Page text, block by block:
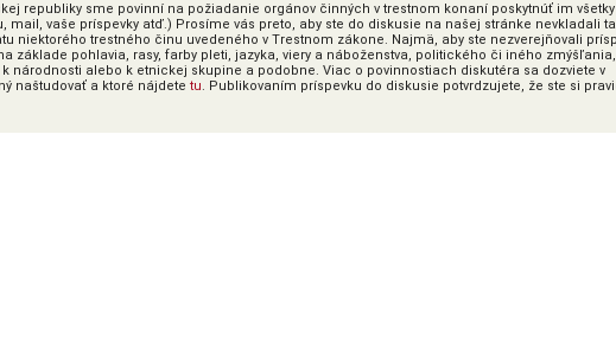
republiky sme povinní na požiadanie orgánov činných v trestnom konaní poskytnúť im všetky
vaše príspevky atď.) Prosíme vás preto, aby ste do diskusie na našej stránke nevkladali
niektorého trestného činu uvedeného v Trestnom zákone. Najmä, aby ste nezverejňovali
základe pohlavia, rasy, farby pleti, jazyka, viery a náboženstva, politického či iného zmýšľania,
národnosti alebo k etnickej skupine a podobne. Viac o povinnostiach diskutéra sa dozviete v
naštudovať a ktoré nájdete tu. Publikovaním príspevku do diskusie potvrdzujete, že ste si